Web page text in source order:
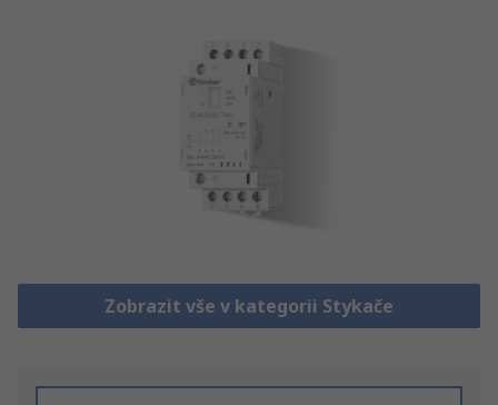
Zobrazit vše v kategorii Stykače